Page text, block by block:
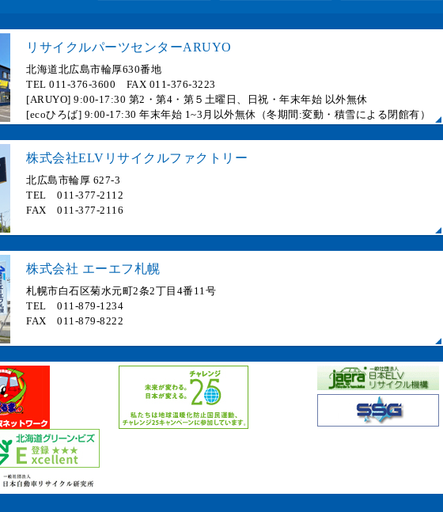
リサイクルパーツセンターARUYO
北海道北広島市輪厚630番地
TEL 011-376-3600 FAX 011-376-3223
[ARUYO] 9:00-17:30 第2・第4・第５土曜日、日祝・年末年始 以外無休
[ecoひろば] 9:00-17:30 年末年始 1~3月以外無休（冬期間:変動・積雪による閉館有）
株式会社ELVリサイクルファクトリー
北広島市輪厚 627-3
TEL 011-377-2112
FAX 011-377-2116
株式会社 エーエフ札幌
札幌市白石区菊水元町2条2丁目4番11号
TEL 011-879-1234
FAX 011-879-8222